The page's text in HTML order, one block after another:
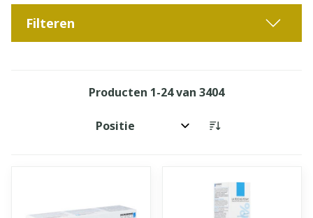
Filteren
Producten 1-24van 3404
Sorteer op: